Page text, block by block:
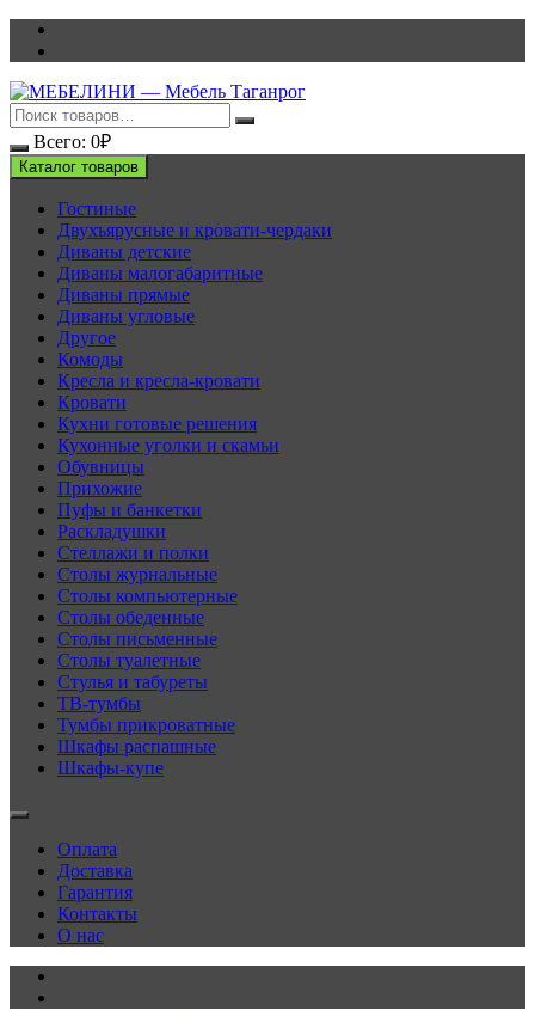
Перейти
Всего: 0₽
Каталог товаров
Гостиные
Двухъярусные и кровати-чердаки
Диваны детские
Диваны малогабаритные
Диваны прямые
Диваны угловые
Другое
Комоды
Кресла и кресла-кровати
Кровати
Кухни готовые решения
Кухонные уголки и скамьи
Обувницы
Прихожие
Пуфы и банкетки
Раскладушки
Стеллажи и полки
Столы журнальные
Столы компьютерные
Столы обеденные
Столы письменные
Столы туалетные
Стулья и табуреты
ТВ-тумбы
Тумбы прикроватные
Шкафы распашные
Шкафы-купе
Оплата
Доставка
Гарантия
Контакты
О нас